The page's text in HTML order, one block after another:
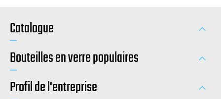
Catalogue
Bouteilles en verre populaires
Profil de l'entreprise